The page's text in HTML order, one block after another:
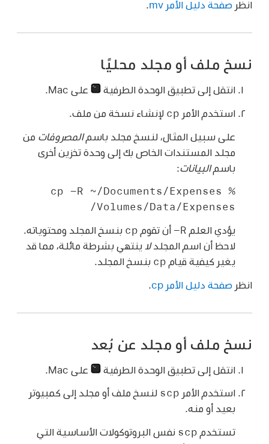
انظر صفحة دليل الأمر mv
نسخ ملف أو مجلد محليًا
انتقل إلى تطبيق الوحدة الطرفية على Mac.
استخدم الأمر cp لإنشاء نسخة من ملف.
على سبيل المثال، لنسخ مجلد باسمالمصروفات من
مجلد المستندات الخاص بك إلى وحدة تخزين أخرى
باسمالبيانات:
% cp -R ~/Documents/Expenses
/Volumes/Data/Expenses
يؤدي العلم ‎-R أن تقوم cp بنسخ المجلد ومحتوياته.
لاحظ أن اسم المجلدلا ينتهي بشرطة مائلة، مما قد
يغير كيفية قيام cp بنسخ المجلد.
انظر صفحة دليل الأمر cp
نسخ ملف أو مجلد عن بُعد
انتقل إلى تطبيق الوحدة الطرفية على Mac.
استخدم الأمر scp لنسخ ملف أو مجلد إلى كمبيوتر
بعيد أو منه.
تستخدم scp نفس البروتوكولات الأساسية التي